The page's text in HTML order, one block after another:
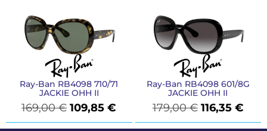
Ray-Ban RB4098 710/71
JACKIE OHH II
169,00€ 109,85€
Ray-Ban RB4098 601/8G
JACKIE OHH II
179,00€ 116,35 €